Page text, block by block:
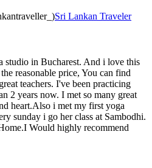
Sri Lankan Traveler
studio in Bucharest. And i love this
reasonable price, You can find
teachers. I've been practicing
2 years now. I met so many great
heart.Also i met my first yoga
sunday i go her class at Sambodhi.
Would highly recommend